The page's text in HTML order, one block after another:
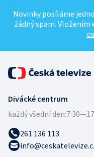
Novinky posíláme
žádný spam.